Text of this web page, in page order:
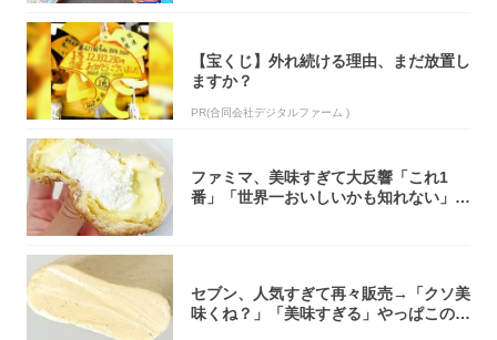
【宝くじ】外れ続ける理由、まだ放置し
ますか？
PR(合同会社デジタルファーム )
ファミマ、美味すぎて大反響「これ1
番」「世界一おいしいかも知れない」
セブン、人気すぎて再々販売→「クソ美
味くね？」「美味すぎる」やっぱこのク